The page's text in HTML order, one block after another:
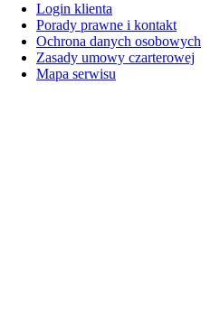
Login klienta
Porady prawne i kontakt
Ochrona danych osobowych
Zasady umowy czarterowej
Mapa serwisu